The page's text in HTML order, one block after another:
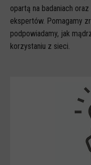
opartą na badaniach
ekspertów. Pomagamy
podpowiadamy, jak
korzystaniu z sieci.
Szkoła Sieci
Plik i Folder
Dla rodziców
BEZPIECZNE